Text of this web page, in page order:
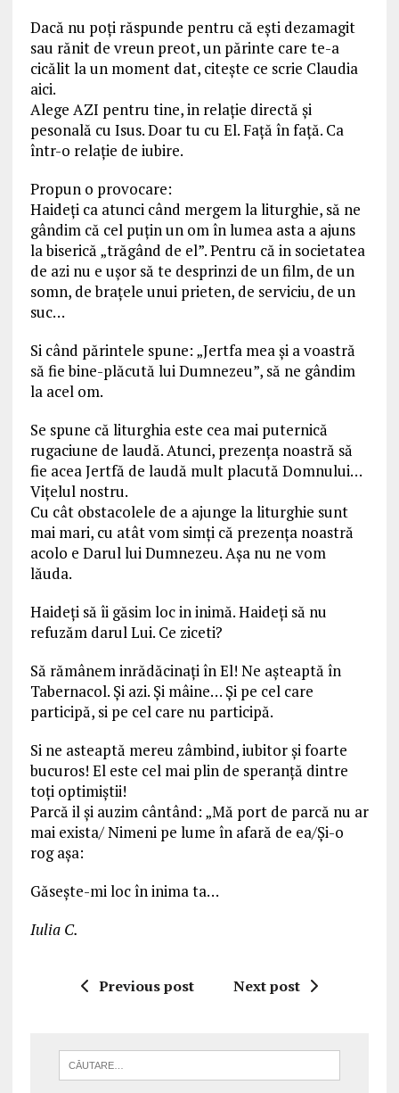
Dacă nu poți răspunde pentru că ești dezamagit
sau rănit de vreun preot, un părinte care te-a
cicălit la un moment dat, citește ce scrie Claudia
aici.
Alege AZI pentru tine, in relație directă și
pesonală cu Isus. Doar tu cu El. Față în față. Ca
într-o relație de iubire.
Propun o provocare:
Haideți ca atunci când mergem la liturghie, să ne
gândim că cel puțin un om în lumea asta a ajuns
la biserică „trăgând de el”. Pentru că in societatea
de azi nu e ușor să te desprinzi de un film, de un
somn, de brațele unui prieten, de serviciu, de un
suc…
Si când părintele spune: „Jertfa mea și a voastră
să fie bine-plăcută lui Dumnezeu”, să ne gândim
la acel om.
Se spune că liturghia este cea mai puternică
rugaciune de laudă. Atunci, prezența noastră să
fie acea Jertfă de laudă mult placută Domnului…
Vițelul nostru.
Cu cât obstacolele de a ajunge la liturghie sunt
mai mari, cu atât vom simți că prezența noastră
acolo e Darul lui Dumnezeu. Așa nu ne vom
lăuda.
Haideți să îi găsim loc in inimă. Haideți să nu
refuzăm darul Lui. Ce ziceti?
Să rămânem inrădăcinați în El! Ne așteaptă în
Tabernacol. Și azi. Și mâine… Și pe cel care
participă, si pe cel care nu participă.
Si ne asteaptă mereu zâmbind, iubitor și foarte
bucuros! El este cel mai plin de speranță dintre
toți optimiștii!
Parcă il și auzim cântând: „Mă port de parcă nu ar
mai exista/ Nimeni pe lume în afară de ea/Și-o
rog așa:
Găsește-mi loc în inima ta…
Iulia C.
Previous post Next post